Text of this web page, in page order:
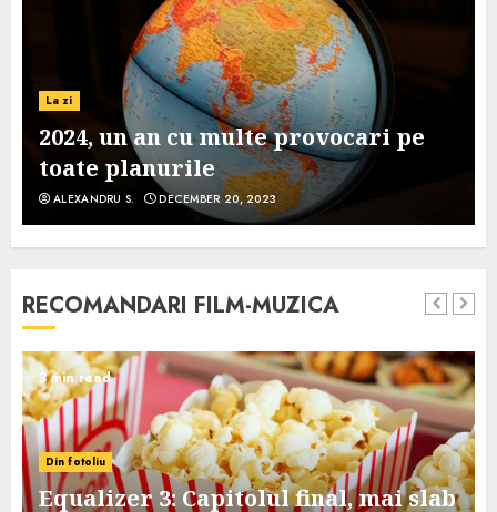
La zi
2024, un an cu multe provocari pe
toate planurile
ALEXANDRU S. DECEMBER 20, 2023
RECOMANDARI FILM-MUZICA
3 min read
Din fotoliu
Equalizer 3: Capitolul final, mai slab